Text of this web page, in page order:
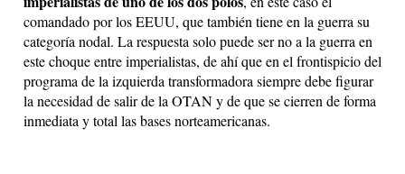
comandado por los EEUU, que también tiene en la guerra su
categoría nodal. La respuesta solo puede ser no a la guerra en
este choque entre imperialistas, de ahí que en el frontispicio del
programa de la izquierda transformadora siempre debe figurar
la necesidad de salir de la OTAN y de que se cierren de forma
inmediata y total las bases norteamericanas.